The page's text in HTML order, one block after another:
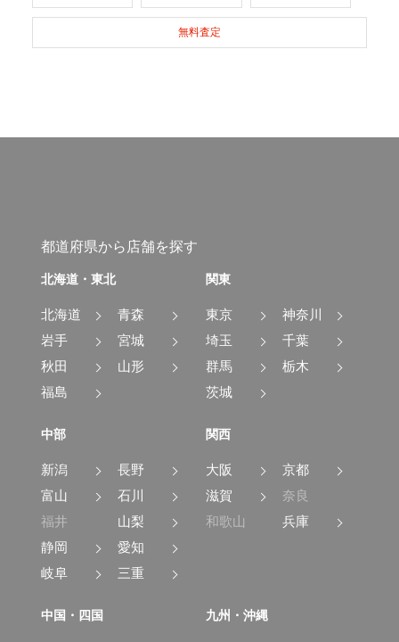
無料査定
都道府県から店舗を探す
北海道・東北
北海道
青森
岩手
宮城
秋田
山形
福島
関東
東京
神奈川
埼玉
千葉
群馬
栃木
茨城
中部
新潟
長野
富山
石川
福井
山梨
静岡
愛知
岐阜
三重
関西
大阪
京都
滋賀
奈良
和歌山
兵庫
中国・四国 九州・沖縄